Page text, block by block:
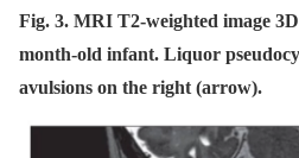
Fig. 3. MRI T2-weighted image
month-old infant. Liquor
avulsions on the right (arrow).